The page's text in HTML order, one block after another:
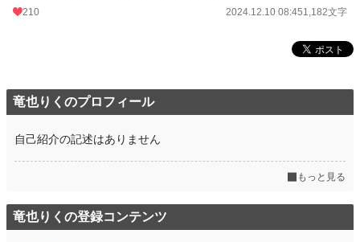
210 2024.12.10 08:451,182文字
竜也りくのプロフィール
自己紹介の記述はありません
もっと見る
竜也りくの登録コンテンツ